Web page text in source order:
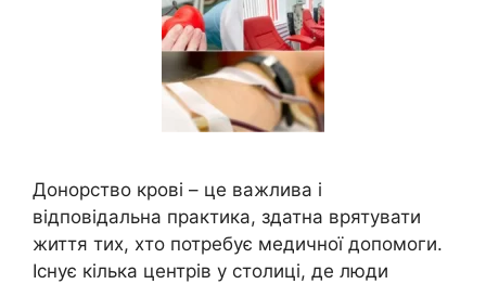
Донорство крові – це важлива і
відповідальна практика, здатна врятувати
життя тих, хто потребує медичної допомоги.
Існує кілька центрів у столиці, де люди